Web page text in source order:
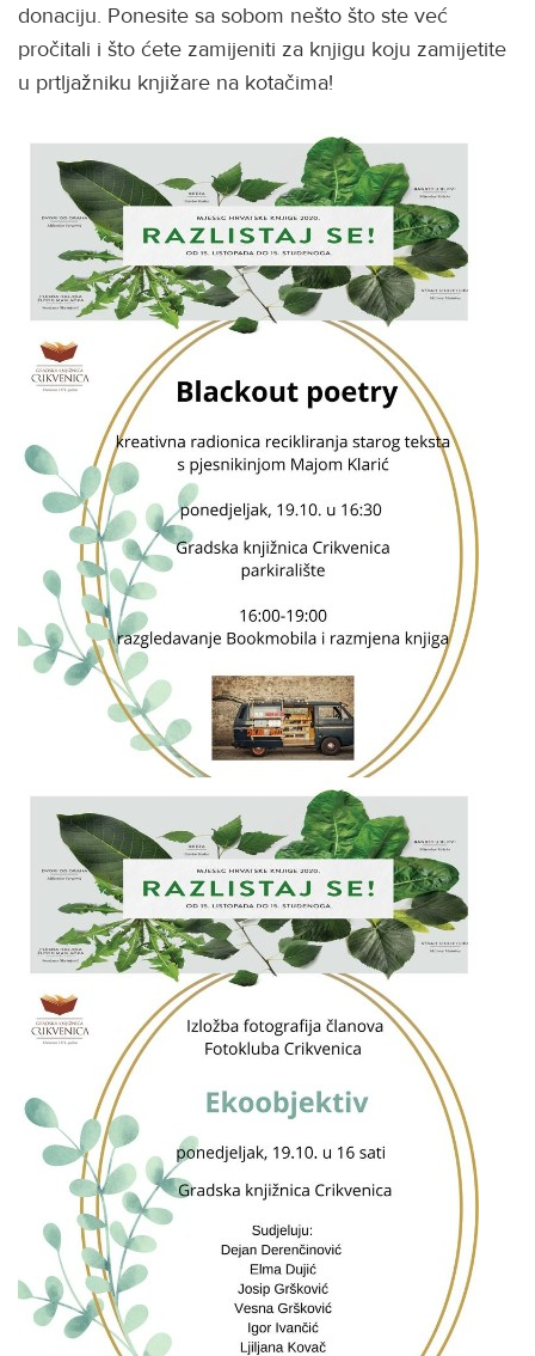
donaciju. Ponesite sa sobom nešto što ste već
pročitali i što ćete zamijeniti za knjigu koju zamijetite
u prtljažniku knjižare na kotačima!